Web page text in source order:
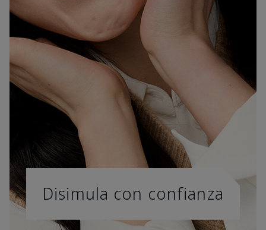
Disimula con confianza